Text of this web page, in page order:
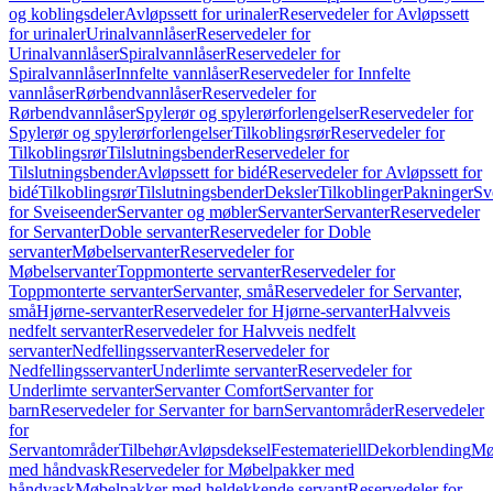
og koblingsdelerAvløpssett for urinalerReservedeler for Avløpssett
for urinalerUrinalvannlåserReservedeler for
UrinalvannlåserSpiralvannlåserReservedeler for
SpiralvannlåserInnfelte vannlåserReservedeler for Innfelte
vannlåserRørbendvannlåserReservedeler for
RørbendvannlåserSpylerør og spylerørforlengelserReservedeler for
Spylerør og spylerørforlengelserTilkoblingsrørReservedeler for
TilkoblingsrørTilslutningsbenderReservedeler for
TilslutningsbenderAvløpssett for bidéReservedeler for Avløpssett for
bidéTilkoblingsrørTilslutningsbenderDekslerTilkoblingerPakninger
for SveiseenderServanter og møblerServanterServanterReservedeler
for ServanterDoble servanterReservedeler for Doble
servanterMøbelservanterReservedeler for
MøbelservanterToppmonterte servanterReservedeler for
Toppmonterte servanterServanter, småReservedeler for Servanter,
småHjørne-servanterReservedeler for Hjørne-servanterHalvveis
nedfelt servanterReservedeler for Halvveis nedfelt
servanterNedfellingsservanterReservedeler for
NedfellingsservanterUnderlimte servanterReservedeler for
Underlimte servanterServanter ComfortServanter for
barnReservedeler for Servanter for barnServantområderReservedeler
for
ServantområderTilbehørAvløpsdekselFestemateriellDekorblending
med håndvaskReservedeler for Møbelpakker med